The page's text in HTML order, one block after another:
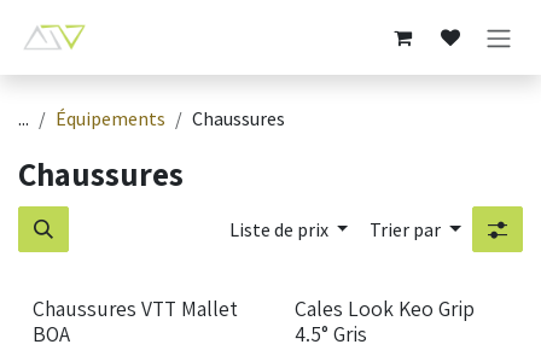
... Équipements Chaussures
Chaussures
Liste de prix Trier par
Nouveau !
Chaussures VTT Mallet
BOA
Nouveau !
Cales Look Keo Grip
4.5° Gris